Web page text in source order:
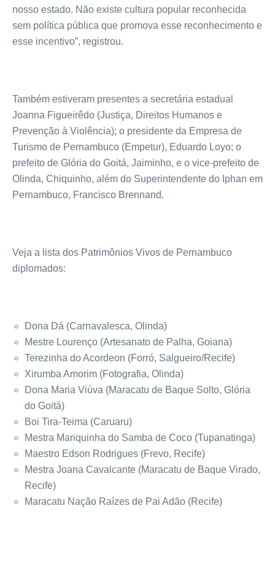
nosso estado. Não existe cultura popular reconhecida
sem política pública que promova esse reconhecimento e
esse incentivo”, registrou.
Também estiveram presentes a secretária estadual
Joanna Figueirêdo (Justiça, Direitos Humanos e
Prevenção à Violência); o presidente da Empresa de
Turismo de Pernambuco (Empetur), Eduardo Loyo; o
prefeito de Glória do Goitá, Jaiminho, e o vice-prefeito de
Olinda, Chiquinho, além do Superintendente do Iphan em
Pernambuco, Francisco Brennand.
Veja a lista dos Patrimônios Vivos de Pernambuco
diplomados:
Dona Dá (Carnavalesca, Olinda)
Mestre Lourenço (Artesanato de Palha, Goiana)
Terezinha do Acordeon (Forró, Salgueiro/Recife)
Xirumba Amorim (Fotografia, Olinda)
Dona Maria Viúva (Maracatu de Baque Solto, Glória
do Goitá)
Boi Tira-Teima (Caruaru)
Mestra Mariquinha do Samba de Coco (Tupanatinga)
Maestro Edson Rodrigues (Frevo, Recife)
Mestra Joana Cavalcante (Maracatu de Baque Virado,
Recife)
Maracatu Nação Raízes de Pai Adão (Recife)